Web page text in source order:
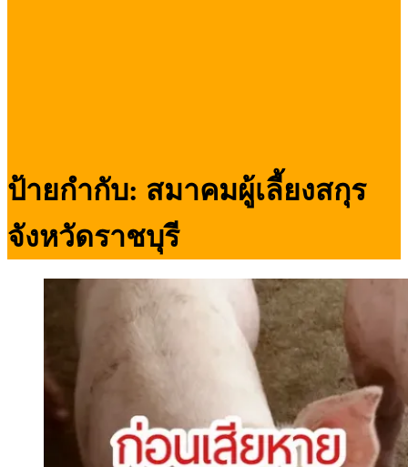
ป้ายกำกับ: สมาคมผู้เลี้ยงสกุร
จังหวัดราชบุรี